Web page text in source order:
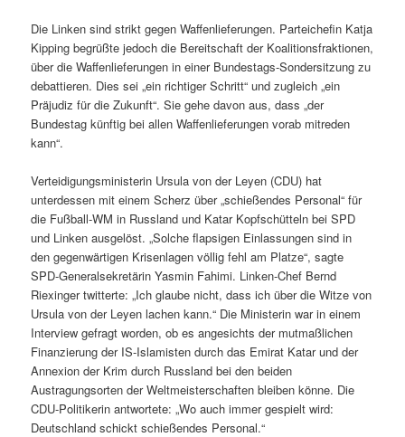
Die Linken sind strikt gegen Waffenlieferungen. Parteichefin Katja
Kipping begrüßte jedoch die Bereitschaft der Koalitionsfraktionen,
über die Waffenlieferungen in einer Bundestags-Sondersitzung zu
debattieren. Dies sei „ein richtiger Schritt“ und zugleich „ein
Präjudiz für die Zukunft“. Sie gehe davon aus, dass „der
Bundestag künftig bei allen Waffenlieferungen vorab mitreden
kann“.
Verteidigungsministerin Ursula von der Leyen (CDU) hat
unterdessen mit einem Scherz über „schießendes Personal“ für
die Fußball-WM in Russland und Katar Kopfschütteln bei SPD
und Linken ausgelöst. „Solche flapsigen Einlassungen sind in
den gegenwärtigen Krisenlagen völlig fehl am Platze“, sagte
SPD-Generalsekretärin Yasmin Fahimi. Linken-Chef Bernd
Riexinger twitterte: „Ich glaube nicht, dass ich über die Witze von
Ursula von der Leyen lachen kann.“ Die Ministerin war in einem
Interview gefragt worden, ob es angesichts der mutmaßlichen
Finanzierung der IS-Islamisten durch das Emirat Katar und der
Annexion der Krim durch Russland bei den beiden
Austragungsorten der Weltmeisterschaften bleiben könne. Die
CDU-Politikerin antwortete: „Wo auch immer gespielt wird:
Deutschland schickt schießendes Personal.“